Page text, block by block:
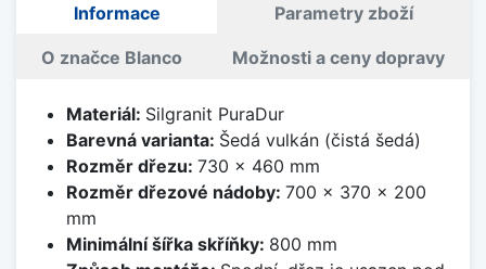
Informace Parametry zboží
O značce Blanco Možnosti a ceny dopravy
Materiál: Silgranit PuraDur
Barevná varianta: Šedá vulkán (čistá šedá)
Rozměr dřezu: 730 x 460 mm
Rozměr dřezové nádoby: 700 x 370 x 200
mm
Minimální šířka skříňky: 800 mm